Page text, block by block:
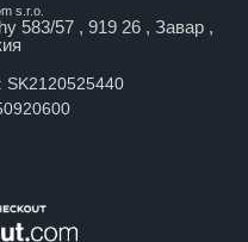
s.r.o.
583/57 , 919 26 , Завар ,